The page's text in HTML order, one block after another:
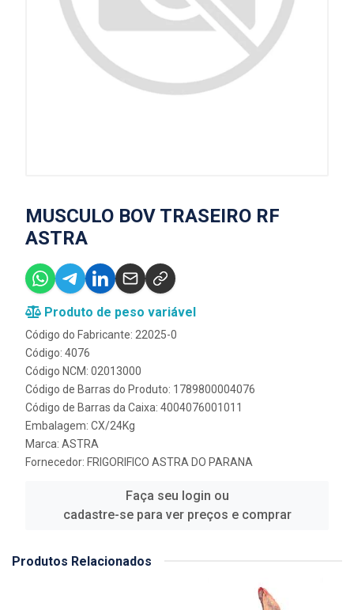
MUSCULO BOV TRASEIRO RF
ASTRA
Produto de peso variável
Código do Fabricante: 22025-0
Código: 4076
Código NCM: 02013000
Código de Barras do Produto: 1789800004076
Código de Barras da Caixa: 4004076001011
Embalagem: CX/24Kg
Marca: ASTRA
Fornecedor: FRIGORIFICO ASTRA DO PARANA
Faça seu login ou
cadastre-se para ver preços e comprar
Produtos Relacionados